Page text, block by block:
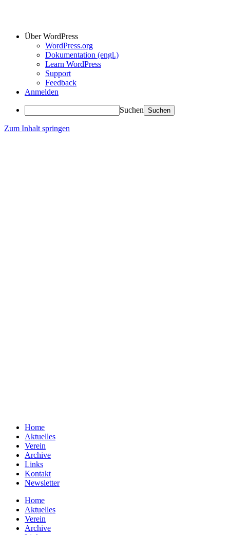
Über WordPress
WordPress.org
Dokumentation (engl.)
Learn WordPress
Support
Feedback
Anmelden
Suchen
Zum Inhalt springen
Home
Aktuelles
Verein
Archive
Links
Kontakt
Newsletter
Home
Aktuelles
Verein
Archive